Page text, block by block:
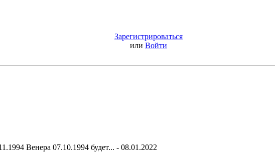
Зарегистрироваться
или Войти
Венера 07.10.1994 будет... - 08.01.2022